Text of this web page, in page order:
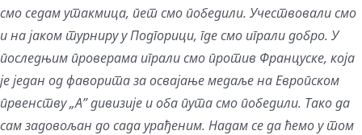
смо седам утакмица, пет смо победили. Учествовали смо
и на јаком турниру у Подгорици, где смо играли добро. У
последњим проверама играли смо против Француске, која
је један од фаворита за освајање медаље на Европском
првенству „А” дивизије и оба пута смо победили. Тако да
сам задовољан до сада урађеним. Надам се да ћемо у том